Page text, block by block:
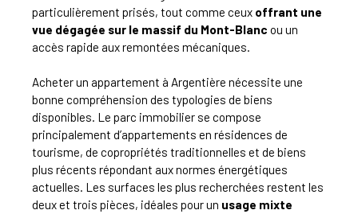
particulièrement prisés, tout comme ceux offrant une
vue dégagée sur le massif du Mont-Blanc ou un
accès rapide aux remontées mécaniques.
Acheter un appartement à Argentière nécessite une
bonne compréhension des typologies de biens
disponibles. Le parc immobilier se compose
principalement d’appartements en résidences de
tourisme, de copropriétés traditionnelles et de biens
plus récents répondant aux normes énergétiques
actuelles. Les surfaces les plus recherchées restent les
deux et trois pièces, idéales pour un usage mixte